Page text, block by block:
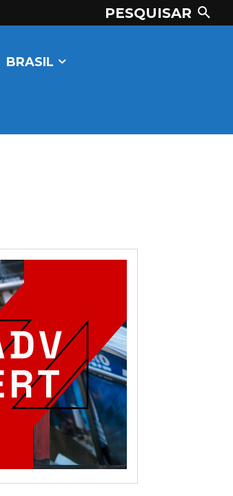
PESQUISAR
BRASIL